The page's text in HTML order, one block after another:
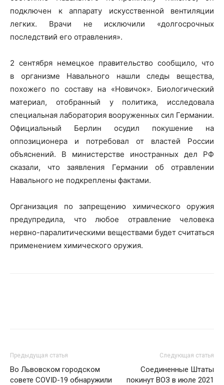
подключен к аппарату искусственной вентиляции
легких. Врачи не исключили «долгосрочных
последствий его отравления».
2 сентября немецкое правительство сообщило, что
в организме Навального нашли следы вещества,
похожего по составу на «Новичок». Биологический
материал, отобранный у политика, исследовала
специальная лаборатория вооруженных сил Германии.
Официальный Берлин осудил покушение на
оппозиционера и потребовал от властей России
объяснений. В министерстве иностранных дел РФ
сказали, что заявления Германии об отравлении
Навального не подкреплены фактами.
Организация по запрещению химического оружия
предупредила, что любое отравление человека
нервно-паралитическими веществами будет считаться
применением химического оружия.
Предыдущая статья
Во Львовском городском
совете COVID-19 обнаружили
Следующая статья
Соединенные Штаты
покинут ВОЗ в июле 2021